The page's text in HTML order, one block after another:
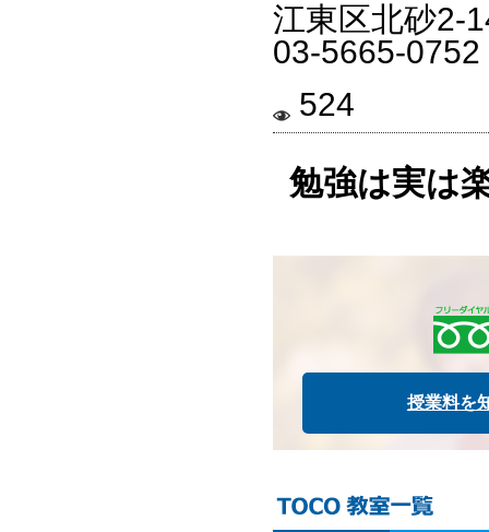
江東区北砂2-
03-5665-0752
524
勉強は実は
授業料を